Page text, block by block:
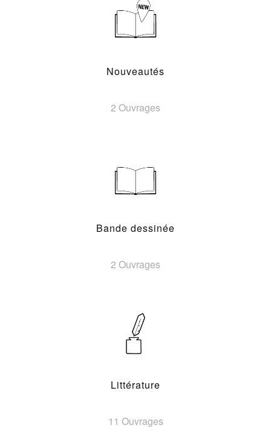
Nouveautés
2 Ouvrages
Bande dessinée
2 Ouvrages
Littérature
11 Ouvrages